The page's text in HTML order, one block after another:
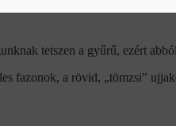
tetszen a gyűrű, ezért
fazonok, a rövid, „tömzsi”